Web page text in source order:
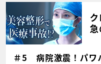
＃5 病院激震！パワ